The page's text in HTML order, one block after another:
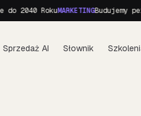
RokuMARKETINGBudujemy
Sprzedaż AI Słownik